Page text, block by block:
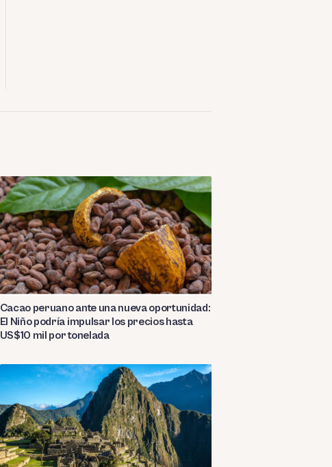
Cacao peruano ante una nueva oportunidad:
El Niño podría impulsar los precios hasta
US$10 mil por tonelada